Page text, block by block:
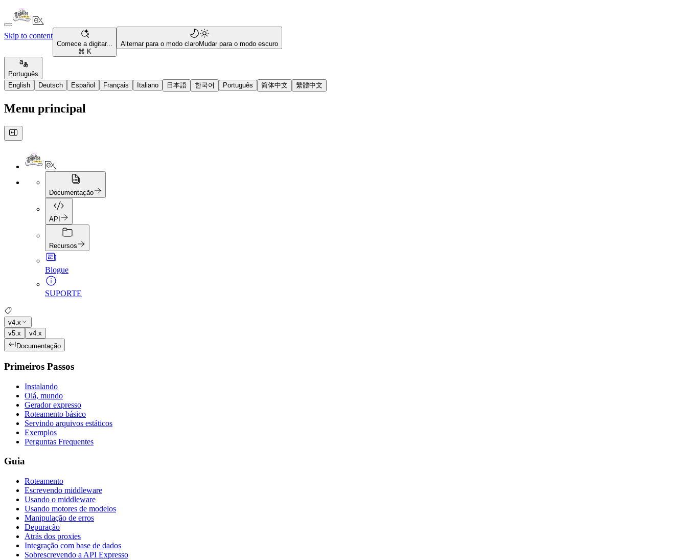
Skip to content
Comece a digitar...
⌘ K
Alternar para o modo claroMudar para o modo escuro
Português
English
Deutsch Español Français Italiano 日本語 한국어 Português 简体中文 繁體中文
Menu principal
Documentação
API
Recursos
Blogue
SUPORTE
v4.x
v5.x
v4.x
Documentação
Primeiros Passos
Instalando
Olá, mundo
Gerador expresso
Roteamento básico
Servindo arquivos estáticos
Exemplos
Perguntas Frequentes
Guia
Roteamento
Escrevendo middleware
Usando o middleware
Usando motores de modelos
Manipulação de erros
Depuração
Atrás dos proxies
Integração com base de dados
Sobrescrevendo a API Expresso